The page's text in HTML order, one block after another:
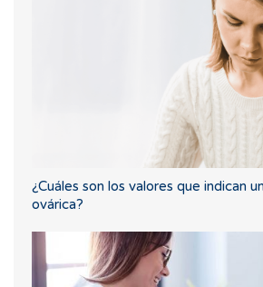
¿Cuáles son los valores que indican
ovárica?